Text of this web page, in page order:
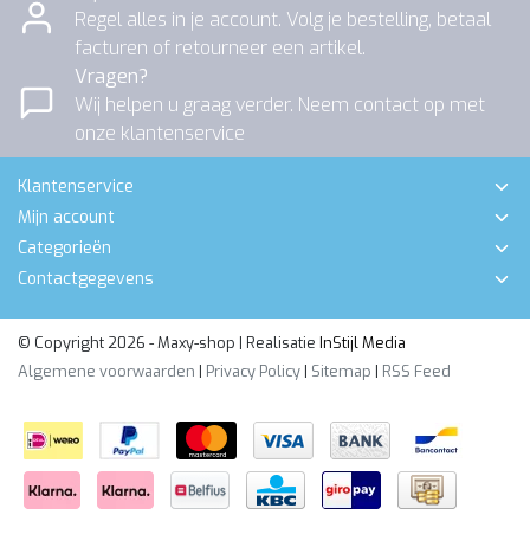
Regel alles in je account. Volg je bestelling, betaal
facturen of retourneer een artikel.
Vragen?
Wij helpen u graag verder. Neem contact op met
onze klantenservice
Klantenservice
Mijn account
Categorieën
Contactgegevens
© Copyright 2026 - Maxy-shop | Realisatie InStijl Media
Algemene voorwaarden | Privacy Policy | Sitemap | RSS Feed